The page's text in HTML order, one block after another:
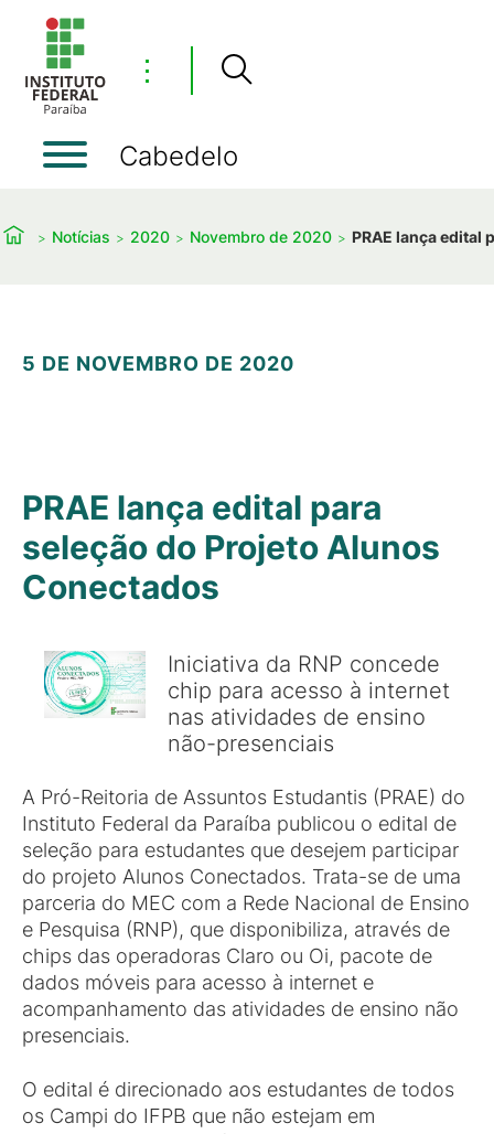
⋮
Cabedelo
Notícias 2020 Novembro de 2020 PRAE lança edital
5 DE NOVEMBRO DE 2020
PRAE lança edital para
seleção do Projeto Alunos
Conectados
Iniciativa da RNP concede
chip para acesso à internet
nas atividades de ensino
não-presenciais
A Pró-Reitoria de Assuntos Estudantis (PRAE) do
Instituto Federal da Paraíba publicou o edital de
seleção para estudantes que desejem participar
do projeto Alunos Conectados. Trata-se de uma
parceria do MEC com a Rede Nacional de Ensino
e Pesquisa (RNP), que disponibiliza, através de
chips das operadoras Claro ou Oi, pacote de
dados móveis para acesso à internet e
acompanhamento das atividades de ensino não
presenciais.
O edital é direcionado aos estudantes de todos
os Campi do IFPB que não estejam em